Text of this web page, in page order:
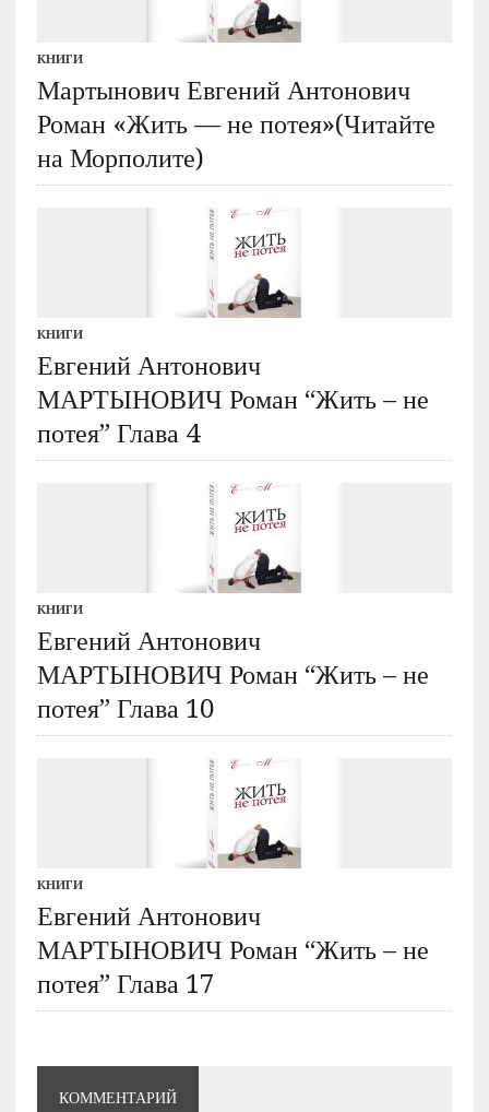
КНИГИ
Мартынович Евгений Антонович
Роман «Жить — не потея»(Читайте
на Морполите)
КНИГИ
Евгений Антонович
МАРТЫНОВИЧ Роман “Жить – не
потея” Глава 4
КНИГИ
Евгений Антонович
МАРТЫНОВИЧ Роман “Жить – не
потея” Глава 10
КНИГИ
Евгений Антонович
МАРТЫНОВИЧ Роман “Жить – не
потея” Глава 17
КОММЕНТАРИЙ